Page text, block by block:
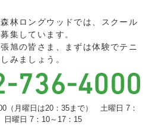
林ロングウッドでは、スクール
集しています。
旭の皆さま、まずは体験でテニ
みましょう。
（月曜日は20：35まで） 土曜日 7：
曜日 7：10～17：15